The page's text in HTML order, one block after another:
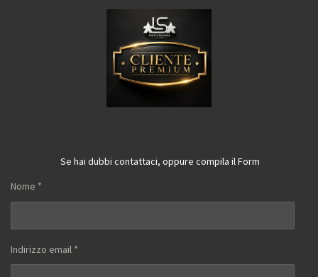
Se hai dubbi contattaci, oppure compila il Form
Nome *
Indirizzo email *